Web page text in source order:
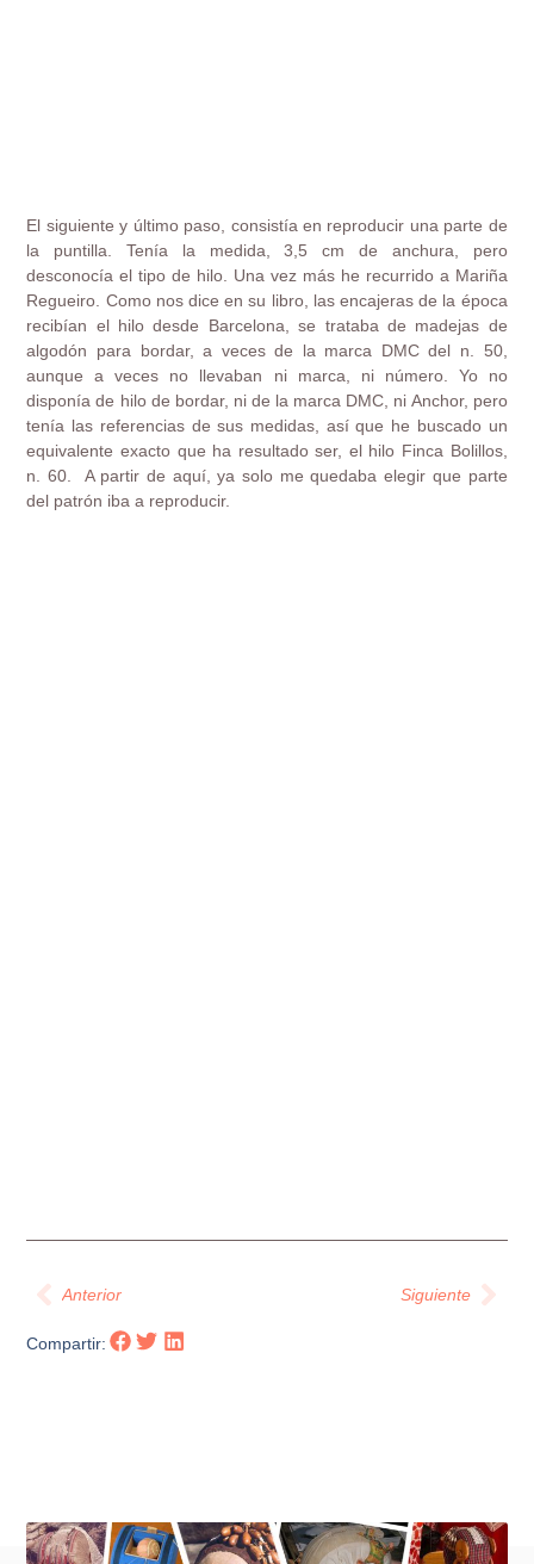
El siguiente y último paso, consistía en reproducir una parte de
la puntilla. Tenía la medida, 3,5 cm de anchura, pero
desconocía el tipo de hilo. Una vez más he recurrido a Mariña
Regueiro. Como nos dice en su libro, las encajeras de la época
recibían el hilo desde Barcelona, se trataba de madejas de
algodón para bordar, a veces de la marca DMC del n. 50,
aunque a veces no llevaban ni marca, ni número. Yo no
disponía de hilo de bordar, ni de la marca DMC, ni Anchor, pero
tenía las referencias de sus medidas, así que he buscado un
equivalente exacto que ha resultado ser, el hilo Finca Bolillos,
n. 60. A partir de aquí, ya solo me quedaba elegir que parte
del patrón iba a reproducir.
Anterior Siguiente
Compartir: